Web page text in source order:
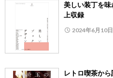
美しい装丁を
上収録
2024年6月10日
レトロ喫茶か